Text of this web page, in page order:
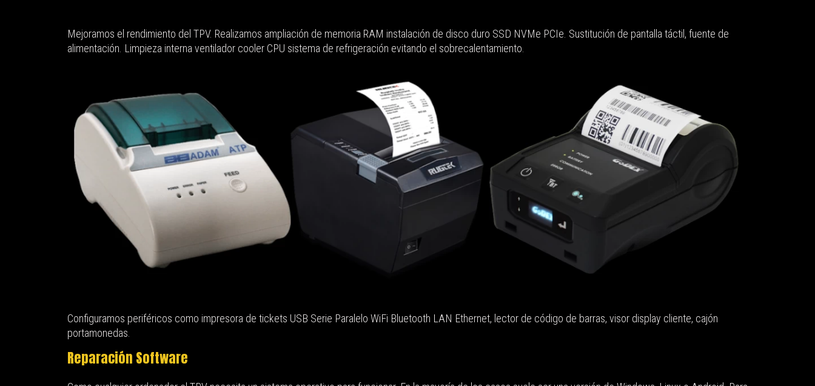
Mejoramos el rendimiento del TPV. Realizamos ampliación de memoria RAM instalación de disco duro SSD NVMe PCIe. Sustitución de pantalla táctil, fuente de
alimentación. Limpieza interna ventilador cooler CPU sistema de refrigeración evitando el sobrecalentamiento.
Configuramos periféricos como impresora de tickets USB Serie Paralelo WiFi Bluetooth LAN Ethernet, lector de código de barras, visor display cliente, cajón
portamonedas.
Reparación Software